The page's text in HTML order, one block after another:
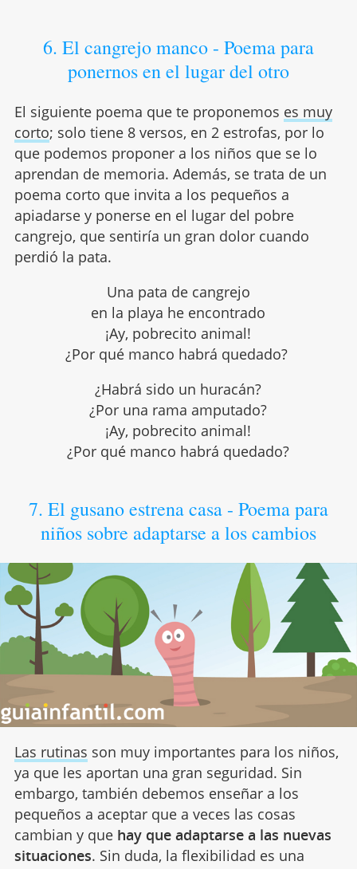
6. El cangrejo manco - Poema para
ponernos en el lugar del otro
El siguiente poema que te proponemos es muy
corto; solo tiene 8 versos, en 2 estrofas, por lo
que podemos proponer a los niños que se lo
aprendan de memoria. Además, se trata de un
poema corto que invita a los pequeños a
apiadarse y ponerse en el lugar del pobre
cangrejo, que sentiría un gran dolor cuando
perdió la pata.
Una pata de cangrejo
en la playa he encontrado
¡Ay, pobrecito animal!
¿Por qué manco habrá quedado?
¿Habrá sido un huracán?
¿Por una rama amputado?
¡Ay, pobrecito animal!
¿Por qué manco habrá quedado?
7. El gusano estrena casa - Poema para
niños sobre adaptarse a los cambios
Las rutinas son muy importantes para los niños,
ya que les aportan una gran seguridad. Sin
embargo, también debemos enseñar a los
pequeños a aceptar que a veces las cosas
cambian y que hay que adaptarse a las nuevas
situaciones. Sin duda, la flexibilidad es una